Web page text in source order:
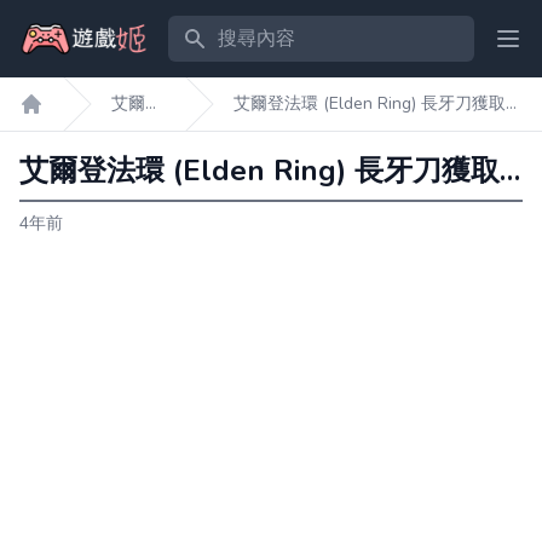
搜尋內容
遊戲姬首頁
艾爾登
法環
艾爾登法環 (Elden Ring) 長牙刀獲取及
面板屬性展示
艾爾登法環 (Elden Ring) 長牙刀獲取及面板屬性展示
4年前